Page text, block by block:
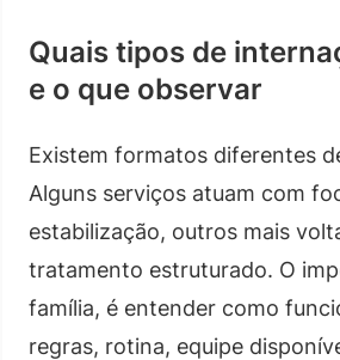
Quais tipos de
e o que observar
Existem formatos diferentes
Alguns serviços atuam com
estabilização, outros mais
tratamento estruturado. O
família, é entender como
regras, rotina, equipe